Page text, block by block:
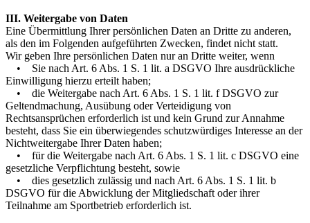
III. Weitergabe von Daten
Eine Übermittlung Ihrer persönlichen Daten an Dritte zu anderen,
als den im Folgenden aufgeführten Zwecken, findet nicht statt.
Wir geben Ihre persönlichen Daten nur an Dritte weiter, wenn
• Sie nach Art. 6 Abs. 1 S. 1 lit. a DSGVO Ihre ausdrückliche
Einwilligung hierzu erteilt haben;
• die Weitergabe nach Art. 6 Abs. 1 S. 1 lit. f DSGVO zur
Geltendmachung, Ausübung oder Verteidigung von
Rechtsansprüchen erforderlich ist und kein Grund zur Annahme
besteht, dass Sie ein überwiegendes schutzwürdiges Interesse an der
Nichtweitergabe Ihrer Daten haben;
• für die Weitergabe nach Art. 6 Abs. 1 S. 1 lit. c DSGVO eine
gesetzliche Verpflichtung besteht, sowie
• dies gesetzlich zulässig und nach Art. 6 Abs. 1 S. 1 lit. b
DSGVO für die Abwicklung der Mitgliedschaft oder ihrer
Teilnahme am Sportbetrieb erforderlich ist.